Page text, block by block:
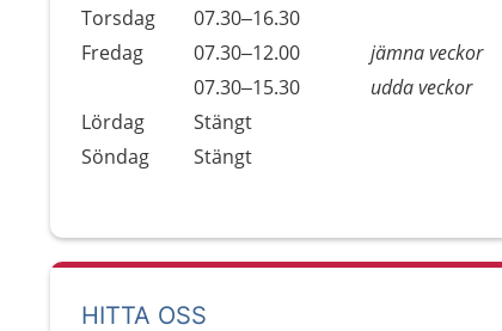
Torsdag
07.30–16.30
Fredag
07.30–12.00
jämna veckor
07.30–15.30
udda veckor
Lördag
Stängt
Söndag
Stängt
HITTA OSS